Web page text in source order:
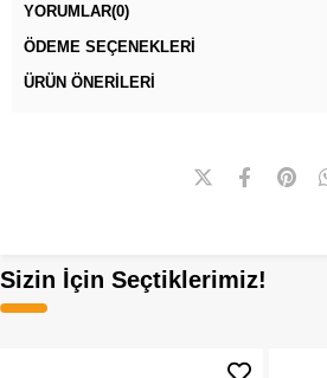
YORUMLAR(0)
ÖDEME SEÇENEKLERI
ÜRÜN ÖNERILERI
Sizin İçin Seçtiklerimiz!